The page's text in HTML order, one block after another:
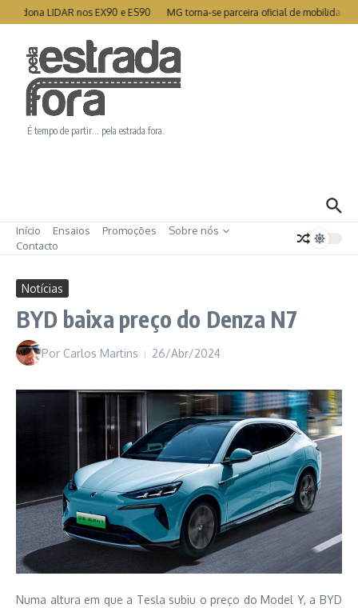
Ir para o conteúdo
LIDAR nos EX90 e ES90 MG torna-se parceira oficial de mobilidade
É tempo de partir… pela estrada fora.
Início Ensaios Promoções
Sobre nós
Contacto
Notícias
BYD baixa preço do Denza N7
Por Carlos Martins 26/Abr/2024
Numa altura em que a Tesla subiu o preço do Model Y, a BYD